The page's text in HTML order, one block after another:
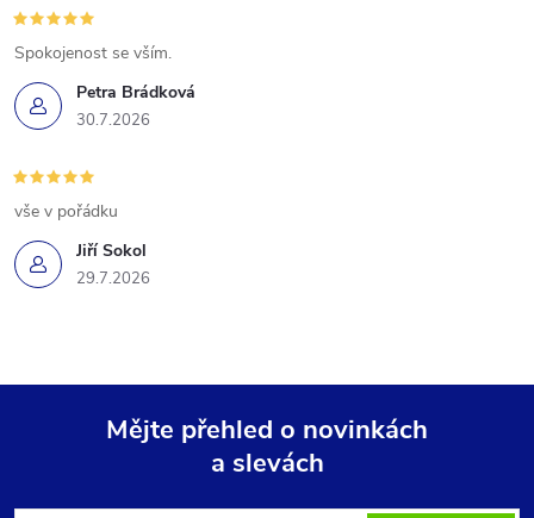
Petra Brádková
30.7.2026
Spokojenost se vším.
Jiří Sokol
29.7.2026
vše v pořádku
Mějte přehled o novinkách
a slevách